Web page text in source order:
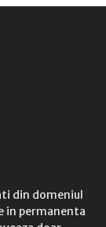
din domeniul
in permanenta